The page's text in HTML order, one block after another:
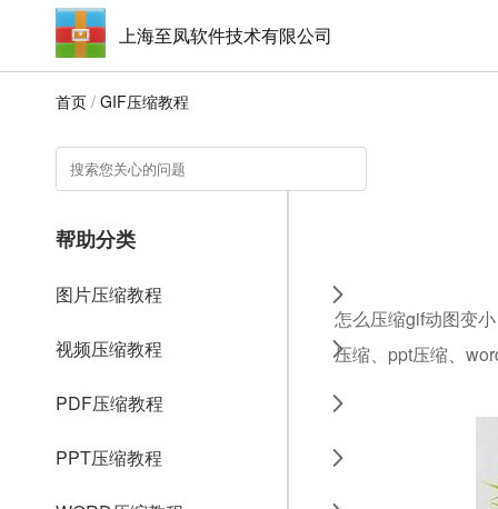
上海至凤软件技术有限公司
首页 / GIF压缩教程
帮助分类
图片压缩教程
视频压缩教程
PDF压缩教程
PPT压缩教程
怎么压缩gif动图变
压缩、ppt压缩、